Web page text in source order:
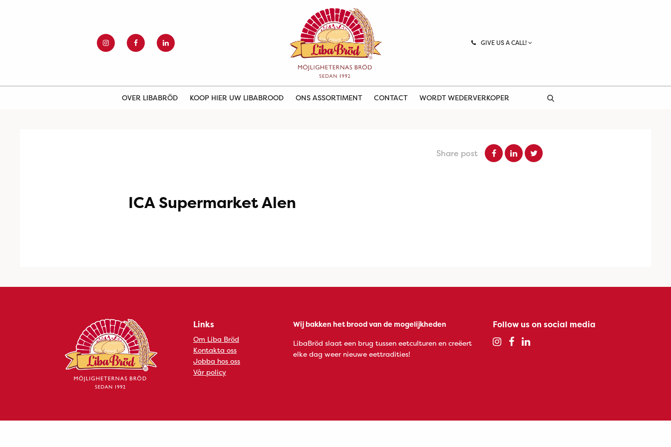
GIVE US A CALL!
OVER LIBABRÖD KOOP HIER UW LIBABROOD ONS ASSORTIMENT CONTACT WORDT WEDERVERKOPER
Share post
ICA Supermarket Alen
Links
Om Liba Bröd
Kontakta oss
Jobba hos oss
Vår policy
Wij bakken het brood van de mogelijkheden
LibaBröd slaat een brug tussen eetculturen en creëert
elke dag weer nieuwe eettradities!
Follow us on social media